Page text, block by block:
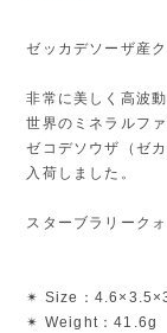
ゼッカデソーザ産
非常に美しく高波
世界のミネラルフ
ゼコデソウザ（ゼ
入荷しました。
スターブラリーク
✴︎ Size：
✴︎ Weight：41.6g